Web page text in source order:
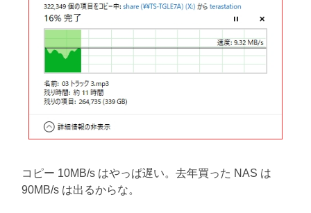
コピー 10MB/s はやっぱ遅い。去年買った NAS は
90MB/s は出るからな。